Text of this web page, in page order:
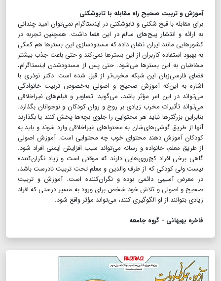
آموزش و تربیت صحیح راه مقابله با تابوشکنی
برای مقابله با قبح شکنی و تابوشکنی در اینستاگرام نمی‌توان امید چندانی
به ارائه و انتشار پیج‌های سالم در این فضا داشت. همچنین تجربه در
کشورهایی مانند ایران نشان داده که مسدود‌سازی این بسترها هم کمکی
به بهبود استفاده کاربران از این بسترها نمی‌کند و حتی باعث جذب بیشتر
مخاطبان به این بسترها می‌شود. حتی پس از مسدود‌شدن اینستاگرام،
فضای فارسی‌زبان این شبکه مخرب‌تر از قبل شده است. دکتر نوذری با
اشاره به این‌که آموزش صحیح و اصولی به‌خصوص تربیت‌ خانوادگی
می‌تواند در این امر مؤثر باشد، می‌گوید: تصاویر و فیلم‌های غیراخلاقی
می‌تواند تأثیرات مخرب زیادی بر روح و روان کودکان و نوجوانان بگذارد.
بنابراین بزرگترها نباید هر محتوایی را جلوی بچه‌ها پخش کنند یا بگذارند
آنها از طریق گوشی‌های‌شان به محتواهای غیراخلاقی وارد شوند و باید به
کودکان آموزش دهند محتوای خوب چه محتوایی است. آموزش اصولی
از طریق معلم، خانواده و رسانه می‌تواند سبب افزایش ایمنی افراد شود.
گاهی برخی افراد کج‌روی‌هایی دارند که موقتی است و زیاد نگران‌کننده
نیست ولی کودکی که از طرف والدین و معلم تحت تربیت نادرست باشد،
در معرض آسیبی دائمی بوده و نگران‌کننده است. آموزش و تربیت
صحیح و اصولی و تلاش خود شخص برای ورود به مسیر درستی که افراد
زیادی بتوانند از او الگوگیری کنند، می‌تواند مؤثر واقع شود.
فاخره بهبهانی - گروه جامعه